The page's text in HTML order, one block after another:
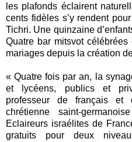
les plafonds éclairent
cents fidèles s’y rendent
Tichri. Une quinzaine
Quatre bar mitsvot
mariages depuis la création
« Quatre fois par an, la
et lycéens, publics et
professeur de français et
chrétienne saint-
Eclaireurs israélites de
gratuits pour deux